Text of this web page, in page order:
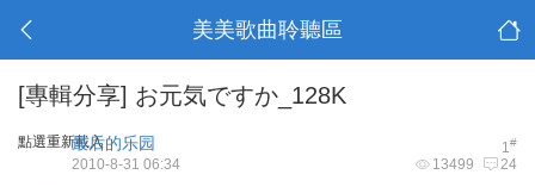
美美歌曲聆聽區
[專輯分享] お元気ですか_128K
點選重新載入 1#
最后的乐园
13499 24
2010-8-31 06:34